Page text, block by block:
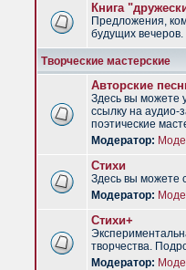
Книга
Предложения,
будущих вечеров.
Творческие мастерские
Авторские
Здесь вы можете
ссылку на аудио-
поэтические
Модератор:
Стихи
Здесь вы можете
Модератор:
Стихи+
творчества.
Модератор: